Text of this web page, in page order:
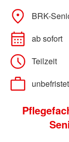
BRK-
ab sofort
Teilzeit
unbefristet